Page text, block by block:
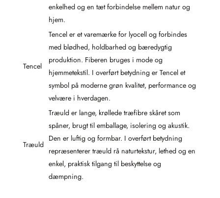
enkelhed og en tæt forbindelse mellem natur og
hjem.
Tencel
Tencel er et varemærke for lyocell og forbindes
med blødhed, holdbarhed og bæredygtig
produktion. Fiberen bruges i mode og
hjemmetekstil. I overført betydning er Tencel et
symbol på moderne grøn kvalitet, performance og
velvære i hverdagen.
Træuld
Træuld er lange, krøllede træfibre skåret som
spåner, brugt til emballage, isolering og akustik.
Den er luftig og formbar. I overført betydning
repræsenterer træuld rå naturtekstur, lethed og en
enkel, praktisk tilgang til beskyttelse og
dæmpning.